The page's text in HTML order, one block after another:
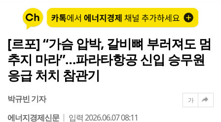
[르포] “가슴 압박, 갈비뼈 부러져도 멈
추지 마라”…파라타항공 신입 승무원
응급 처치 참관기
박규빈 기자
에너지경제신문
입력 2026.06.07 08:11
가